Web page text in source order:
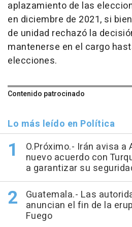
aplazamiento de las
en diciembre de 2021, si
de unidad rechazó la
mantenerse en el cargo
elecciones.
Contenido patrocinado
Lo más leído en Política
O.Próximo.- Irán avisa a
nuevo acuerdo con
a garantizar su
Guatemala.- Las
anuncian el fin de la
Fuego